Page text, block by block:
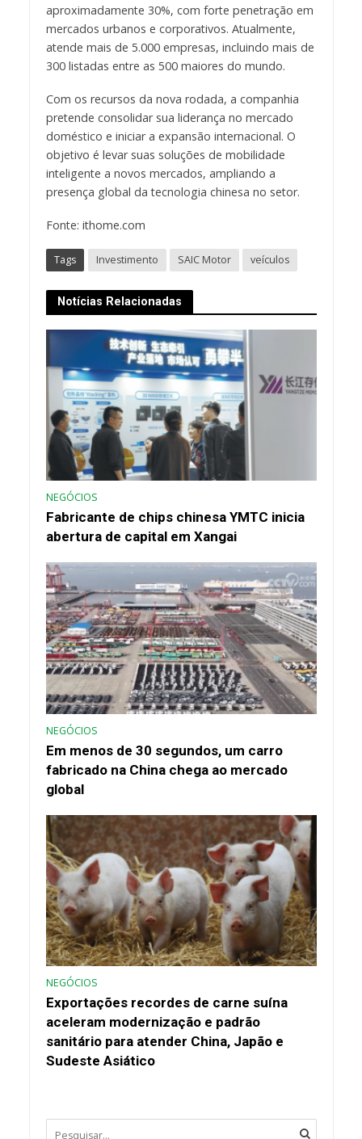
aproximadamente 30%, com forte penetração em
mercados urbanos e corporativos. Atualmente,
atende mais de 5.000 empresas, incluindo mais de
300 listadas entre as 500 maiores do mundo.
Com os recursos da nova rodada, a companhia
pretende consolidar sua liderança no mercado
doméstico e iniciar a expansão internacional. O
objetivo é levar suas soluções de mobilidade
inteligente a novos mercados, ampliando a
presença global da tecnologia chinesa no setor.
Fonte: ithome.com
Tags Investimento SAIC Motor veículos
Notícias Relacionadas
NEGÓCIOS
Fabricante de chips chinesa YMTC inicia
abertura de capital em Xangai
NEGÓCIOS
Em menos de 30 segundos, um carro
fabricado na China chega ao mercado
global
NEGÓCIOS
Exportações recordes de carne suína
aceleram modernização e padrão
sanitário para atender China, Japão e
Sudeste Asiático